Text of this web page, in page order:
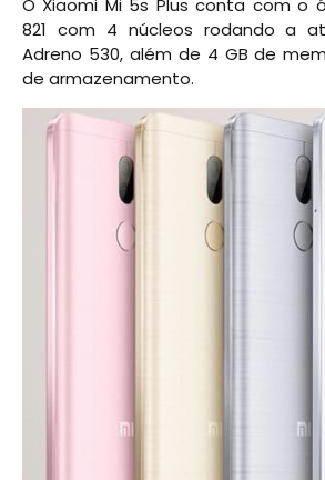
O Xiaomi Mi 5s Plus conta com o
821 com 4 núcleos rodando a
Adreno 530, além de 4 GB de
de armazenamento.